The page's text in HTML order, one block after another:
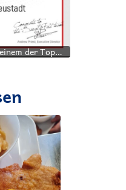
Auch 2022 wieder zu einem der Top-Lokale in der Kategorie Pub/Bar gewählt worden - Danke!